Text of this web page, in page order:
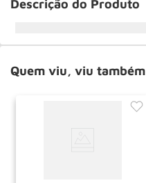
Descrição do Produto
Quem viu, viu também